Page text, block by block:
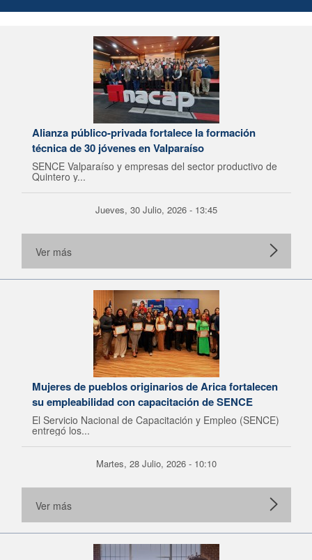
Alianza público-privada fortalece la formación
técnica de 30 jóvenes en Valparaíso
SENCE Valparaíso y empresas del sector productivo de
Quintero y...
Jueves, 30 Julio, 2026 - 13:45
Ver más
Mujeres de pueblos originarios de Arica fortalecen
su empleabilidad con capacitación de SENCE
El Servicio Nacional de Capacitación y Empleo (SENCE)
entregó los...
Martes, 28 Julio, 2026 - 10:10
Ver más